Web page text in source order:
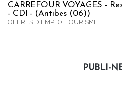
CARREFOUR VOYAGES -
- CDI - (Antibes (06))
OFFRES D'EMPLOI TOURISME
PUBLI-